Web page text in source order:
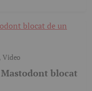
, Video
blocat